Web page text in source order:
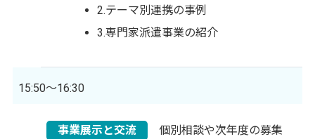
2.テーマ別連携の事例
3.専門家派遣事業の紹介
15:50～16:30
事業展示と交流 個別相談や次年度の募集